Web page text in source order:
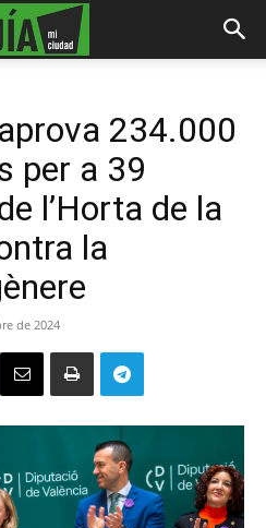
234.000
per a 39
l’Horta de la
la
de 2024